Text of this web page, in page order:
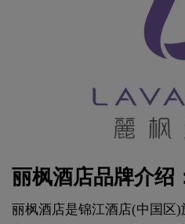
丽枫酒店品牌介绍
丽枫酒店是锦江酒店(中国区